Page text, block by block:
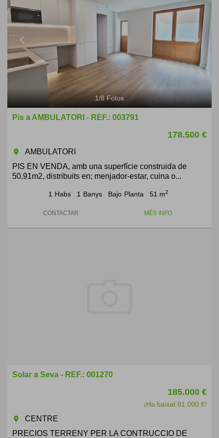
1/8Fotos
Pis a AMBULATORI - REF.: 003791
178.500 €
room
AMBULATORI
PIS EN VENDA, amb una superfície construida de
50,91m2, distribuits en; menjador-estar, cuina o...
1 Habs 1 Banys Bajo Planta 51 m2
CONTACTAR MÉS INFO
Solar a Seva - REF.: 001270
185.000 €
¡Ha baixat 61.000 €!
room
CENTRE
PRECIOS TERRENY PER LA CONTRUCCIO DE